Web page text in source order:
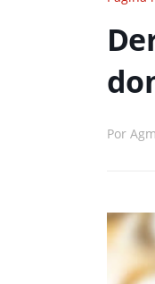
Por